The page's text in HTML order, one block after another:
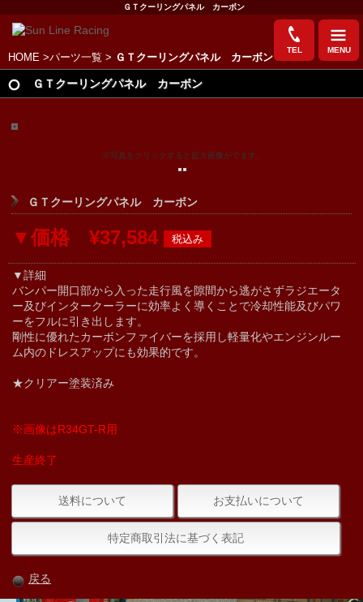
ＧＴクーリングパネル カーボン
TEL MENU
HOME >パーツ一覧 > ＧＴクーリングパネル カーボン
ＧＴクーリングパネル カーボン
※写真をクリックすると拡大画像がでます。
ＧＴクーリングパネル カーボン
▼価格 ¥37,584
▼詳細
バンパー開口部から入った走行風を隙間から逃がさずラジエータ
ー及びインタークーラーに効率よく導くことで冷却性能及びパワ
ーをフルに引き出します。
剛性に優れたカーボンファイバーを採用し軽量化やエンジンルー
ム内のドレスアップにも効果的です。
★クリアー塗装済み
※画像はR34GT-R用
生産終了
送料について お支払いについて
特定商取引法に基づく表記
戻る